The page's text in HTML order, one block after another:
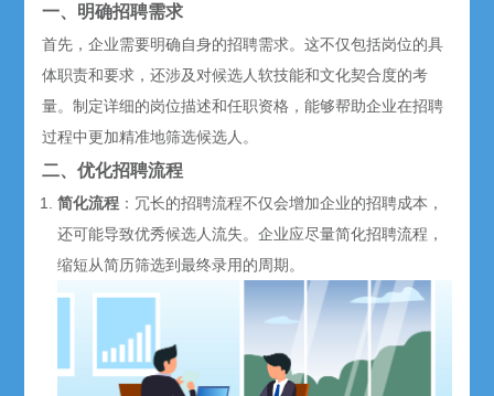
一、明确招聘需求
首先，企业需要明确自身的招聘需求。这不仅包括岗位的具
体职责和要求，还涉及对候选人软技能和文化契合度的考
量。制定详细的岗位描述和任职资格，能够帮助企业在招聘
过程中更加精准地筛选候选人。
二、优化招聘流程
简化流程 ：冗长的招聘流程不仅会增加企业的招聘成本，
还可能导致优秀候选人流失。企业应尽量简化招聘流程，
缩短从简历筛选到最终录用的周期。